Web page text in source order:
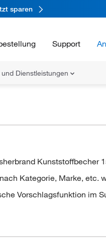
sparen
Support
Dienstleistungen
Kunststoffbecher
Kategorie, Marke, etc.
Vorschlagsfunktion im